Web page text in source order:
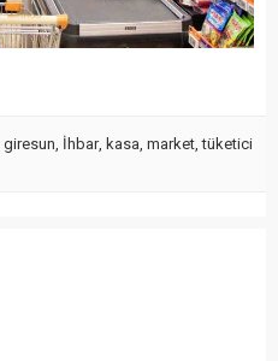
giresun, İhbar, kasa, market,tüketici